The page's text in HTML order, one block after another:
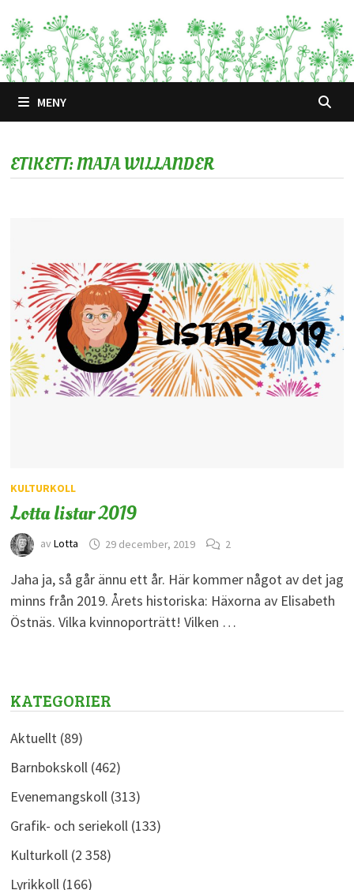
till
innehåll
MENY
ETIKETT:MAJA WILLANDER
KULTURKOLL
Lotta listar 2019
av Lotta 29 december, 2019 2
Jaha ja, så går ännu ett år. Här kommer något av det jag
minns från 2019. Årets historiska: Häxorna av Elisabeth
Östnäs. Vilka kvinnoporträtt! Vilken …
KATEGORIER
Aktuellt(89)
Barnbokskoll(462)
Evenemangskoll(313)
Grafik- och seriekoll(133)
Kulturkoll(2 358)
Lyrikkoll(166)